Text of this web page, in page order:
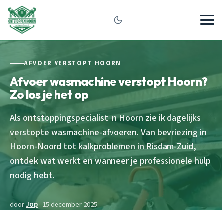
AFVOER VERSTOPT HOORN
Afvoer wasmachine verstopt Hoorn?
Zo los je het op
Als ontstoppingspecialist in Hoorn zie ik dagelijks
verstopte wasmachine-afvoeren. Van bevriezing in
Hoorn-Noord tot kalkproblemen in Risdam-Zuid,
ontdek wat werkt en wanneer je professionele hulp
nodig hebt.
doorJop· 15 december 2025